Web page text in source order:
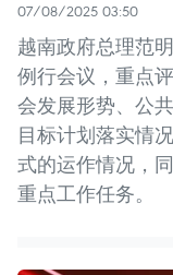
07/08/2025 03:50
越南政府总理范
例行会议，重点
会发展形势、公
目标计划落实情
式的运作情况，
重点工作任务。